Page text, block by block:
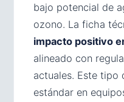
bajo potencial de
ozono. La ficha
impacto positivo
alineado con
actuales. Este tipo
estándar en